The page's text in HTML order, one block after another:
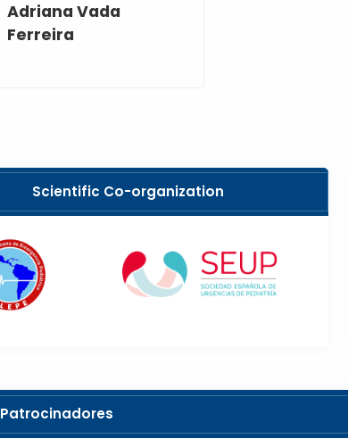
Adriana Vada
Ferreira
Scientific Co-organization
Patrocinadores